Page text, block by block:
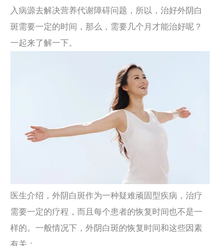
入病源去解决营养代谢障碍问题，所以，治好外阴白
斑需要一定的时间，那么，需要几个月才能治好呢？
一起来了解一下。
医生介绍，外阴白斑作为一种疑难顽固型疾病，治疗
需要一定的疗程，而且每个患者的恢复时间也不是一
样的。一般情况下，外阴白斑的恢复时间和这些因素